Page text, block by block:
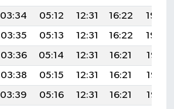
03:34 05:12 12:31 16:22
19:40
03:35 05:13 12:31 16:22
19:39
03:36 05:14 12:31 16:21
19:38
03:38 05:15 12:31 16:21
19:37
03:39 05:16 12:31 16:21
19:36